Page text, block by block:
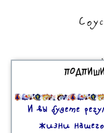
Торты,
Десерты
И вы будете
жизни нашего